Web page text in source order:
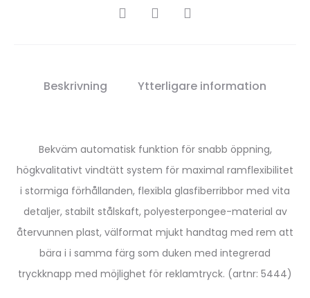
SHARE
Beskrivning Ytterligare information
Bekväm automatisk funktion för snabb öppning,
högkvalitativt vindtätt system för maximal ramflexibilitet
i stormiga förhållanden, flexibla glasfiberribbor med vita
detaljer, stabilt stålskaft, polyesterpongee-material av
återvunnen plast, välformat mjukt handtag med rem att
bära i i samma färg som duken med integrerad
tryckknapp med möjlighet för reklamtryck. (artnr: 5444)